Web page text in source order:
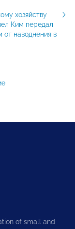
хозяйству
Ким передал
наводнения в
of small and